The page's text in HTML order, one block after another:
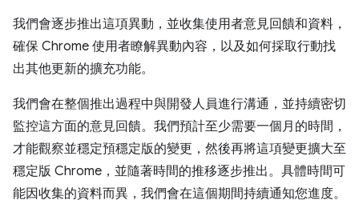
我們會逐步推出這項異動，並收集使用者意見回饋和資料，
確保 Chrome 使用者瞭解異動內容，以及如何採取行動找
出其他更新的擴充功能。
我們會在整個推出過程中與開發人員進行溝通，並持續密切
監控這方面的意見回饋。我們預計至少需要一個月的時間，
才能觀察並穩定預穩定版的變更，然後再將這項變更擴大至
穩定版 Chrome，並隨著時間的推移逐步推出。具體時間可
能因收集的資料而異，我們會在這個期間持續通知您進度。